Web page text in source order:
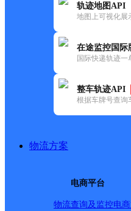
轨迹地图API
地图上可视化展
在途监控国际
国际快递轨迹一
整车轨迹API
根据车牌号查询
物流方案
电商平台
物流查询及监控电
德邦
湘西凤
更新时间：
所属快递：德邦快递
所属区域：湖南省-湘西
网点地址：湖南省湘西
无法到达，零担古城区域
网点负责人：